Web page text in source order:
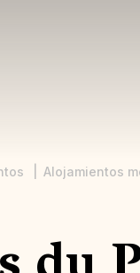
Alojamientos